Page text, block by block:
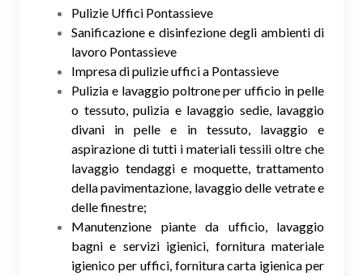
Pulizie Uffici Pontassieve
Sanificazione e disinfezione degli ambienti di
lavoro Pontassieve
Impresa di pulizie uffici a Pontassieve
Pulizia e lavaggio poltrone per ufficio in pelle
o tessuto, pulizia e lavaggio sedie, lavaggio
divani in pelle e in tessuto, lavaggio e
aspirazione di tutti i materiali tessili oltre che
lavaggio tendaggi e moquette, trattamento
della pavimentazione, lavaggio delle vetrate e
delle finestre;
Manutenzione piante da ufficio, lavaggio
bagni e servizi igienici, fornitura materiale
igienico per uffici, fornitura carta igienica per